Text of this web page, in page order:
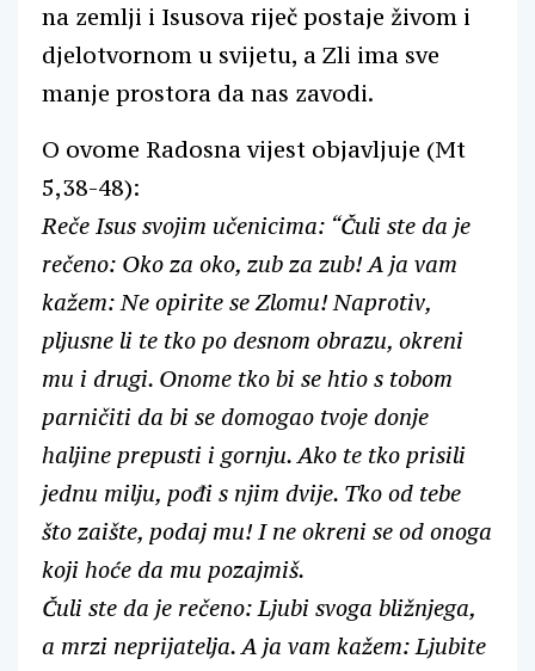
na zemlji i Isusova riječ postaje živom i
djelotvornom u svijetu, a Zli ima sve
manje prostora da nas zavodi.
O ovome Radosna vijest objavljuje (Mt
5,38-48):
Reče Isus svojim učenicima: “Čuli ste da je
rečeno: Oko za oko, zub za zub! A ja vam
kažem: Ne opirite se Zlomu! Naprotiv,
pljusne li te tko po desnom obrazu, okreni
mu i drugi. Onome tko bi se htio s tobom
parničiti da bi se domogao tvoje donje
haljine prepusti i gornju. Ako te tko prisili
jednu milju, pođi s njim dvije. Tko od tebe
što zaište, podaj mu! I ne okreni se od onoga
koji hoće da mu pozajmiš.
Čuli ste da je rečeno: Ljubi svoga bližnjega,
a mrzi neprijatelja. A ja vam kažem: Ljubite